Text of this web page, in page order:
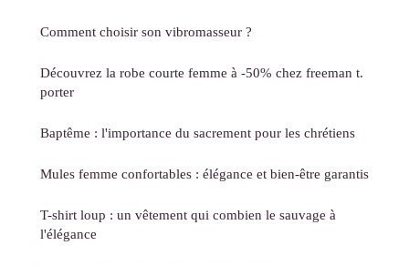
Comment choisir son vibromasseur ?
Découvrez la robe courte femme à -50% chez freeman t.
porter
Baptême : l'importance du sacrement pour les chrétiens
Mules femme confortables : élégance et bien-être garantis
T-shirt loup : un vêtement qui combien le sauvage à
l'élégance